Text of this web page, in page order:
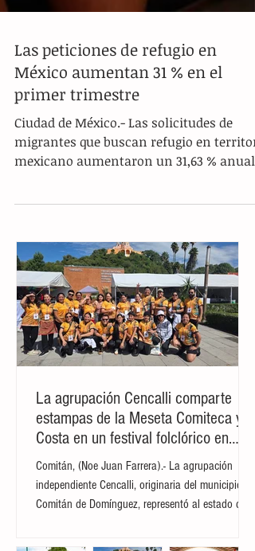
México aumentan 31 % en el
Ciudad de México.- Las solicitudes de
migrantes que buscan refugio en
mexicano aumentaron un 31,63 % anual
en el primer...